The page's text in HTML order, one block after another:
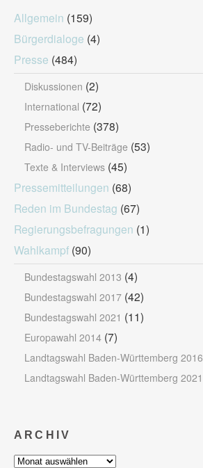
Allgemein (159)
Bürgerdialoge (4)
Presse (484)
Diskussionen (2)
International (72)
Presseberichte (378)
Radio- und TV-Beiträge (53)
Texte & Interviews (45)
Pressemitteilungen (68)
Reden im Bundestag (67)
Regierungsbefragungen (1)
Wahlkampf (90)
Bundestagswahl 2013 (4)
Bundestagswahl 2017 (42)
Bundestagswahl 2021 (11)
Europawahl 2014 (7)
Landtagswahl Baden-Württemberg 2016
Landtagswahl Baden-Württemberg 2021
ARCHIV
Archiv